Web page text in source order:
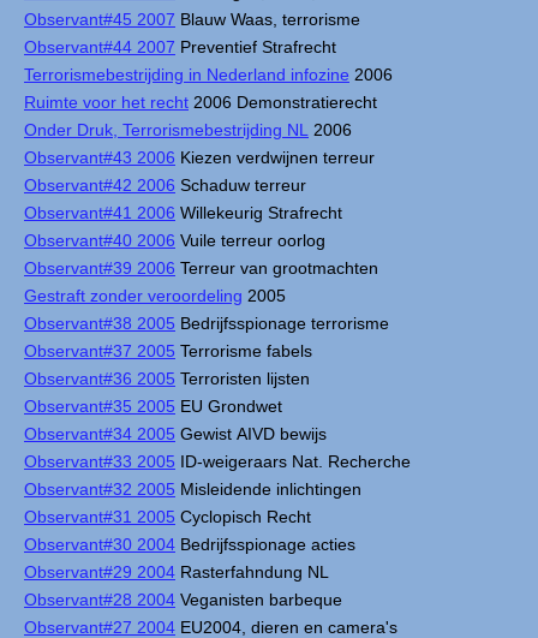
Observant#45 2007 Blauw Waas, terrorisme
Observant#44 2007 Preventief Strafrecht
Terrorismebestrijding in Nederland infozine 2006
Ruimte voor het recht 2006 Demonstratierecht
Onder Druk, Terrorismebestrijding NL
2006
Observant#43 2006 Kiezen verdwijnen terreur
Observant#42 2006 Schaduw terreur
Observant#41 2006 Willekeurig Strafrecht
Observant#40 2006 Vuile terreur oorlog
Observant#39 2006 Terreur van grootmachten
Gestraft zonder veroordeling 2005
Observant#38 2005 Bedrijfsspionage terrorisme
Observant#37 2005 Terrorisme fabels
Observant#36 2005 Terroristen lijsten
Observant#35 2005 EU Grondwet
Observant#34 2005 Gewist AIVD bewijs
Observant#33 2005 ID-weigeraars Nat. Recherche
Observant#32 2005 Misleidende inlichtingen
Observant#31 2005 Cyclopisch Recht
Observant#30 2004 Bedrijfsspionage acties
Observant#29 2004 Rasterfahndung NL
Observant#28 2004 Veganisten barbeque
Observant#27 2004 EU2004, dieren en camera's